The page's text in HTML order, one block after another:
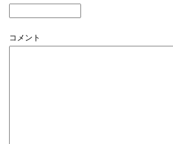
コメント